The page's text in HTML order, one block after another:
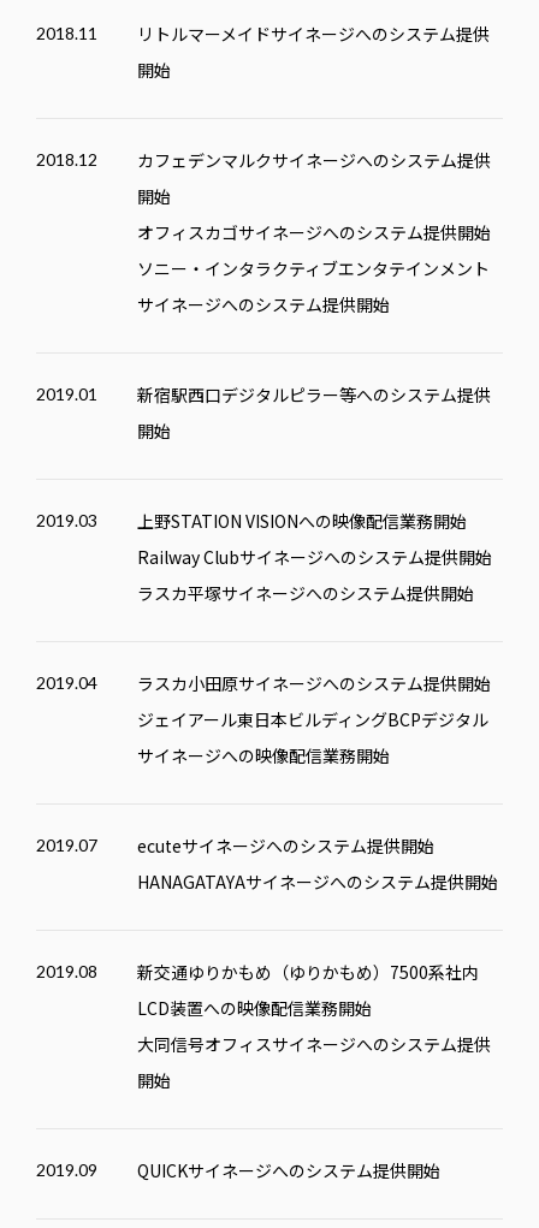
2018.11
リトルマーメイドサイネージへのシステム提供
開始
2018.12
カフェデンマルクサイネージへのシステム提供
開始
オフィスカゴサイネージへのシステム提供開始
ソニー・インタラクティブエンタテインメント
サイネージへのシステム提供開始
2019.01
新宿駅西口デジタルピラー等へのシステム提供
開始
2019.03
上野STATION VISIONへの映像配信業務開始
Railway Clubサイネージへのシステム提供開始
ラスカ平塚サイネージへのシステム提供開始
2019.04
ラスカ小田原サイネージへのシステム提供開始
ジェイアール東日本ビルディングBCPデジタル
サイネージへの映像配信業務開始
2019.07
ecuteサイネージへのシステム提供開始
HANAGATAYAサイネージへのシステム提供開始
2019.08
新交通ゆりかもめ（ゆりかもめ）7500系社内
LCD装置への映像配信業務開始
大同信号オフィスサイネージへのシステム提供
開始
2019.09 QUICKサイネージへのシステム提供開始